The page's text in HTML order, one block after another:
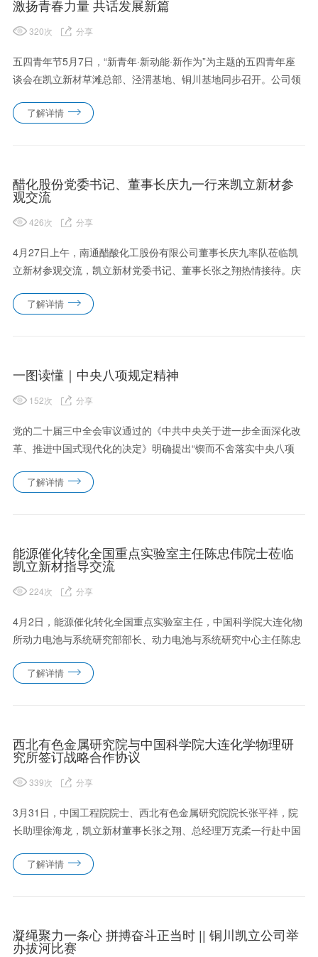
激扬青春力量 共话发展新篇
320次 分享
五四青年节5月7日，“新青年·新动能·新作为”为主题的五四青年座
谈会在凯立新材草滩总部、泾渭基地、铜川基地同步召开。公司领
部泾渭园区铜川公司会议伊始，对在技术革新和生产攻坚中表......
了解详情
醋化股份党委书记、董事长庆九一行来凯立新材参
观交流
426次 分享
4月27日上午，南通醋酸化工股份有限公司董事长庆九率队莅临凯
立新材参观交流，凯立新材党委书记、董事长张之翔热情接待。庆
绍了凯立新材发展历程、核心技术、产品应用领域以及产业化布
了解详情
一图读懂｜中央八项规定精神
152次 分享
党的二十届三中全会审议通过的《中共中央关于进一步全面深化改
革、推进中国式现代化的决定》明确提出“锲而不舍落实中央八项
习贯彻习近平总书记关于深入贯彻中央八项规定精神学习教育的重
了解详情
能源催化转化全国重点实验室主任陈忠伟院士莅临
凯立新材指导交流
224次 分享
4月2日，‌能源催化转化全国重点实验室主任，中国科学院大连化物
所动力电池与系统研究部部长、动力电池与系统研究中心主任陈忠
事长曾永康，总经理助理曾利辉接待。陈忠伟先后参观了公司展厅
了解详情
西北有色金属研究院与中国科学院大连化学物理研
究所签订战略合作协议
339次 分享
3月31日，中国工程院院士、西北有色金属研究院院长张平祥，院
长助理徐海龙，凯立新材董事长张之翔、总经理万克柔一行赴中国
国科学院原副院长张涛院士，大化所副所长李先锋等座谈，双方就
了解详情
凝绳聚力一条心 拼搏奋斗正当时 || 铜川凯立公司举
办拔河比赛